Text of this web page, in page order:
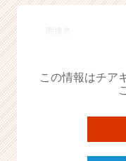
成
ら
ス
ト
が
面接名
この情報はチア